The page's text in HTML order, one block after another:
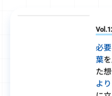
必
葉
た
よ